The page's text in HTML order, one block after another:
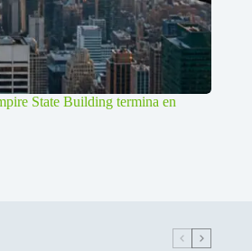
State Building termina en